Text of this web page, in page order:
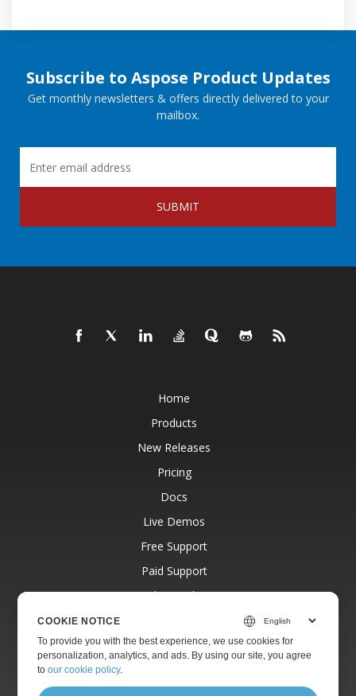
Subscribe to Aspose Product Updates
Get monthly newsletters & offers directly delivered to your
mailbox.
SUBMIT
Home
Products
New Releases
Pricing
Docs
Live Demos
Free Support
Paid Support
Paid Consulting
Websites
COOKIE NOTICE
To provide you with the best experience, we use cookies for
personalization, analytics, and ads. By using our site, you agree
toour cookie policy.